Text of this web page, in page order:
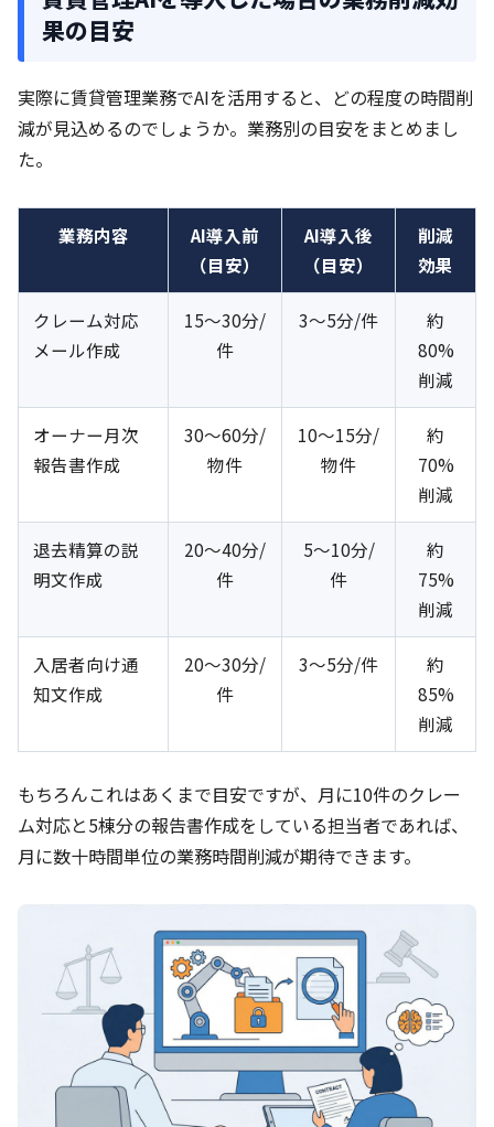
果の目安
実際に賃貸管理業務でAIを活用すると、どの程度の時間削
減が見込めるのでしょうか。業務別の目安をまとめまし
た。
業務内容
AI導入前
（目安）
AI導入後
（目安）
削減
効果
クレーム対応
メール作成
15〜30分/
件
3〜5分/件
約
80%
削減
オーナー月次
報告書作成
30〜60分/
物件
10〜15分/
物件
約
70%
削減
退去精算の説
明文作成
20〜40分/
件
5〜10分/
件
約
75%
削減
入居者向け通
知文作成
20〜30分/
件
3〜5分/件
約
85%
削減
もちろんこれはあくまで目安ですが、月に10件のクレー
ム対応と5棟分の報告書作成をしている担当者であれば、
月に数十時間単位の業務時間削減が期待できます。